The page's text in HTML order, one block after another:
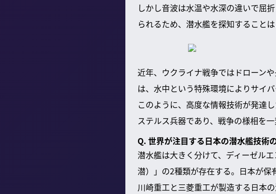
しかし音波は水温や水深の違いで屈
られるため、潜水艦を探知すること
近年、ウクライナ戦争ではドローン
は、水中という特殊環境によりサイ
このように、高度な情報技術が発達
ステルス兵器であり、戦争の様相を
Q. 世界が注目する日本の潜水艦技術
潜水艦は大きく分けて、ディーゼル
潜）」の2種類が存在する。日本が保
川崎重工と三菱重工が製造する日本